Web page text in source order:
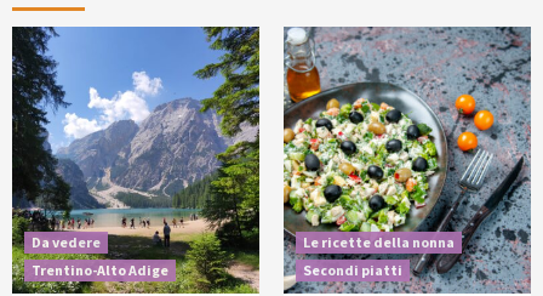
Da vedere
Trentino-Alto Adige
Le ricette della nonna
Secondi piatti